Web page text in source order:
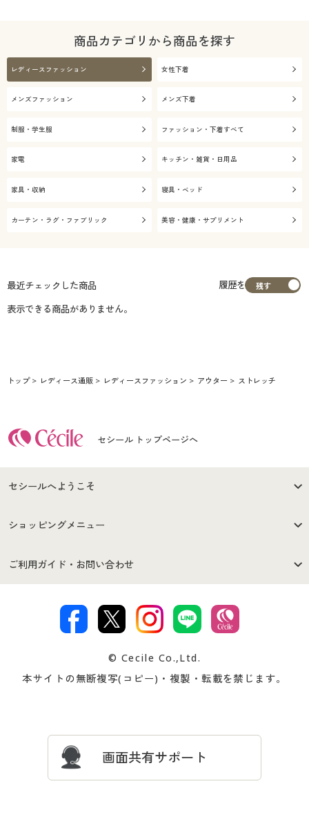
商品カテゴリから商品を探す
レディースファッション 女性下着
メンズファッション メンズ下着
制服・学生服 ファッション・下着すべて
家電 キッチン・雑貨・日用品
家具・収納 寝具・ベッド
カーテン・ラグ・ファブリック 美容・健康・サプリメント
最近チェックした商品
履歴を
表示できる商品がありません。
トップ レディース通販 レディースファッション アウター ストレッチ
セシール トップページへ
セシールへようこそ
はじめての方へ
セシールご利用規約
著作権・商標について 会社案内
ショッピングメニュー
商品カテゴリ
プレゼント＆キャンペーン サイトマップ
ご利用ガイド・お問い合わせ
交換・返品は お支払は
ついて
忘れの場合
© Cecile Co.,Ltd.
本サイトの無断複写(コピー)・複製・転載を禁じます。
画面共有サポート